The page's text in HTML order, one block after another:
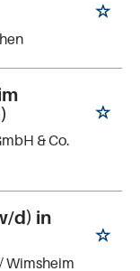
& Co.
d) in
/ Wimsheim